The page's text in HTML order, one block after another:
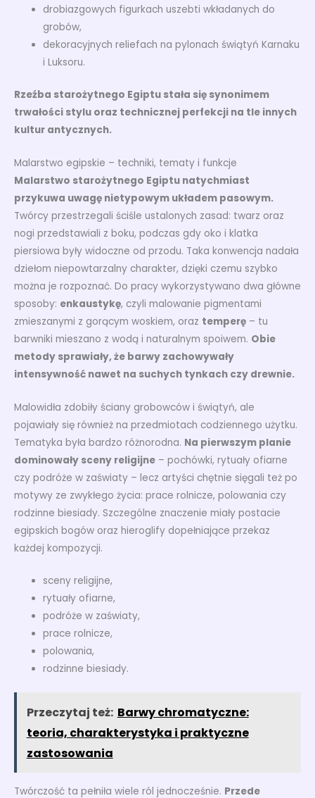
drobiazgowych figurkach uszebti wkładanych do
grobów,
dekoracyjnych reliefach na pylonach świątyń Karnaku
i Luksoru.
Rzeźba starożytnego Egiptu stała się synonimem
trwałości stylu oraz technicznej perfekcji na tle innych
kultur antycznych.
Malarstwo egipskie – techniki, tematy i funkcje
Malarstwo starożytnego Egiptu natychmiast
przykuwa uwagę nietypowym układem pasowym.
Twórcy przestrzegali ściśle ustalonych zasad: twarz oraz
nogi przedstawiali z boku, podczas gdy oko i klatka
piersiowa były widoczne od przodu. Taka konwencja nadała
dziełom niepowtarzalny charakter, dzięki czemu szybko
można je rozpoznać. Do pracy wykorzystywano dwa główne
sposoby: enkaustykę, czyli malowanie pigmentami
zmieszanymi z gorącym woskiem, oraz temperę – tu
barwniki mieszano z wodą i naturalnym spoiwem. Obie
metody sprawiały, że barwy zachowywały
intensywność nawet na suchych tynkach czy drewnie.
Malowidła zdobiły ściany grobowców i świątyń, ale
pojawiały się również na przedmiotach codziennego użytku.
Tematyka była bardzo różnorodna. Na pierwszym planie
dominowały sceny religijne – pochówki, rytuały ofiarne
czy podróże w zaświaty – lecz artyści chętnie sięgali też po
motywy ze zwykłego życia: prace rolnicze, polowania czy
rodzinne biesiady. Szczególne znaczenie miały postacie
egipskich bogów oraz hieroglify dopełniające przekaz
każdej kompozycji.
sceny religijne,
rytuały ofiarne,
podróże w zaświaty,
prace rolnicze,
polowania,
rodzinne biesiady.
Przeczytaj też: Barwy chromatyczne:
teoria, charakterystyka i praktyczne
zastosowania
Twórczość ta pełniła wiele ról jednocześnie. Przede